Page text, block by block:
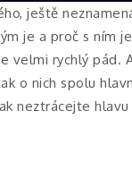
ještě
je a proč s ním
velmi rychlý pád.
o nich spolu
neztrácejte